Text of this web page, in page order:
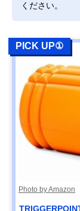
ください。
PICK UP①
Photo by Amazon